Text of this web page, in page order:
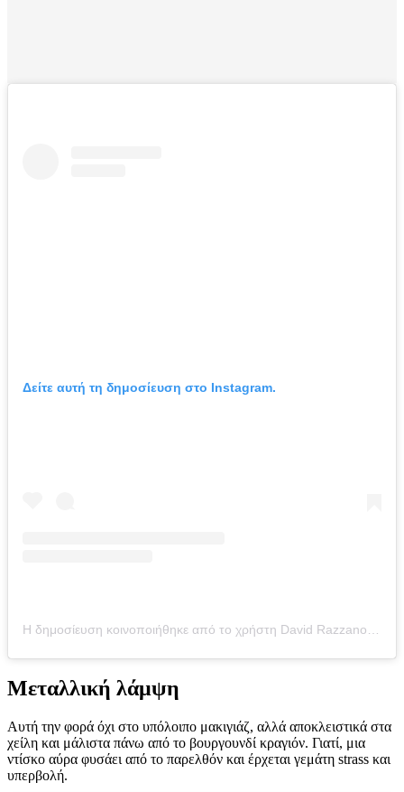
Δείτε αυτή τη δημοσίευση στο Instagram.
Η δημοσίευση κοινοποιήθηκε από το χρήστη David Razzano (@davidrazzano)
Μεταλλική λάμψη
Αυτή την φορά όχι στο υπόλοιπο μακιγιάζ, αλλά αποκλειστικά στα
χείλη και μάλιστα πάνω από το βουργουνδί κραγιόν. Γιατί, μια
ντίσκο αύρα φυσάει από το παρελθόν και έρχεται γεμάτη strass και
υπερβολή.